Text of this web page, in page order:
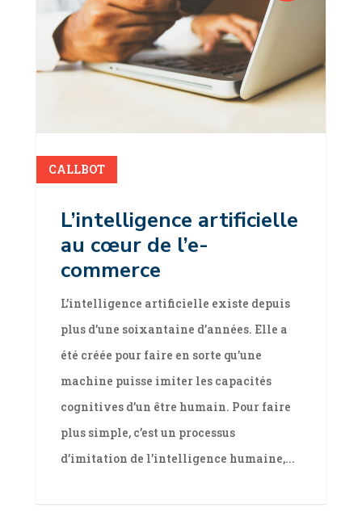
lire plus
L’intelligence artificielle
au cœur de l’e-
commerce
CALLBOT
L’intelligence artificielle existe depuis
plus d’une soixantaine d’années. Elle a
été créée pour faire en sorte qu’une
machine puisse imiter les capacités
cognitives d’un être humain. Pour faire
plus simple, c’est un processus
d’imitation de l’intelligence humaine,...